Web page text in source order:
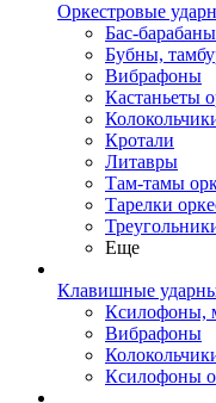
Оркестровые
Бас-
Бубны,
Вибрафоны
Кастаньеты
Кротали
Литавры
Там-тамы
Тарелки
Еще
Клавишные
Ксилофоны,
Вибрафоны
Ксилофоны